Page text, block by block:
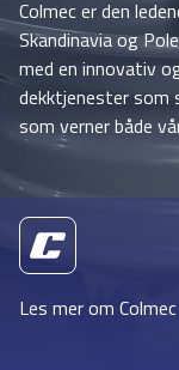
Colmec er den
Skandinavia og
med en innovativ
dekktjenester som
som verner både
Les mer om Colmec